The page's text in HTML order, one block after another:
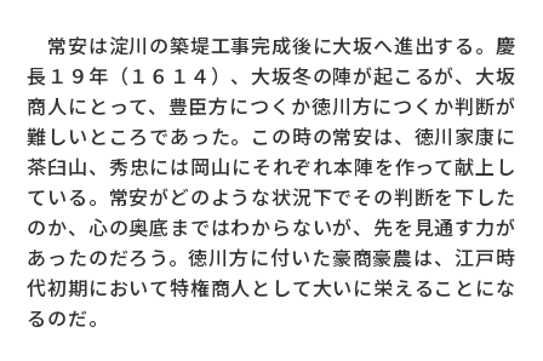
常安は淀川の築堤工事完成後に大坂へ進出する。慶
長１９年（１６１４）、大坂冬の陣が起こるが、大坂
商人にとって、豊臣方につくか徳川方につくか判断が
難しいところであった。この時の常安は、徳川家康に
茶臼山、秀忠には岡山にそれぞれ本陣を作って献上し
ている。常安がどのような状況下でその判断を下した
のか、心の奥底まではわからないが、先を見通す力が
あったのだろう。徳川方に付いた豪商豪農は、江戸時
代初期において特権商人として大いに栄えることにな
るのだ。